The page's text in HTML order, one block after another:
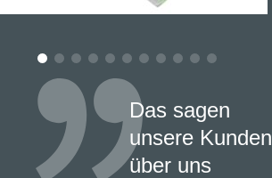
Das sagen
unsere Kunden
über uns